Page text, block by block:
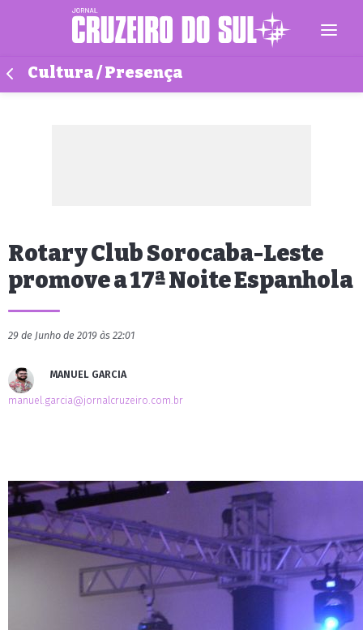
Cultura / Presença
Rotary Club Sorocaba-Leste
promove a 17ª Noite Espanhola
29 de Junho de 2019 às 22:01
MANUEL GARCIA
manuel.garcia@jornalcruzeiro.com.br